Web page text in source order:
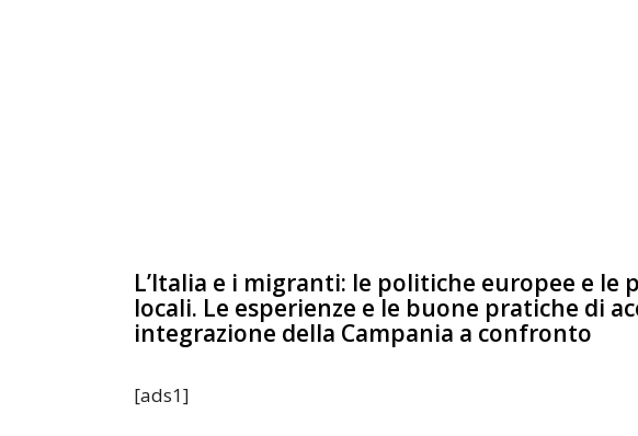
L’Italia e i migranti: le politiche europee e le
locali. Le esperienze e le buone pratiche di
integrazione della Campania a confronto
[ads1]